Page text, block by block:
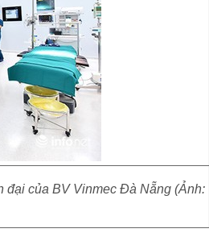
đại của BV Vinmec Đà Nẵng (Ảnh: